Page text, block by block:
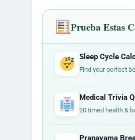
Prueba Estas
Sleep Cycle
Find your perfect
Medical Trivia
20 timed health &
Pranayama